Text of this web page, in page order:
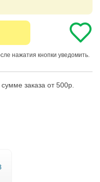
нажатия кнопки уведомить.
заказа от 500р.